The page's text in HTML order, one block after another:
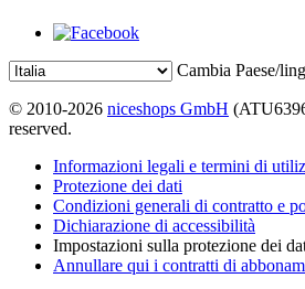
Cambia Paese/
© 2010-2026 niceshops GmbH
reserved.
Informazioni legali e termini di
Protezione dei dati
Condizioni generali di contratto e
Dichiarazione di accessibilità
Impostazioni sulla protezione dei
Annullare qui i contratti di